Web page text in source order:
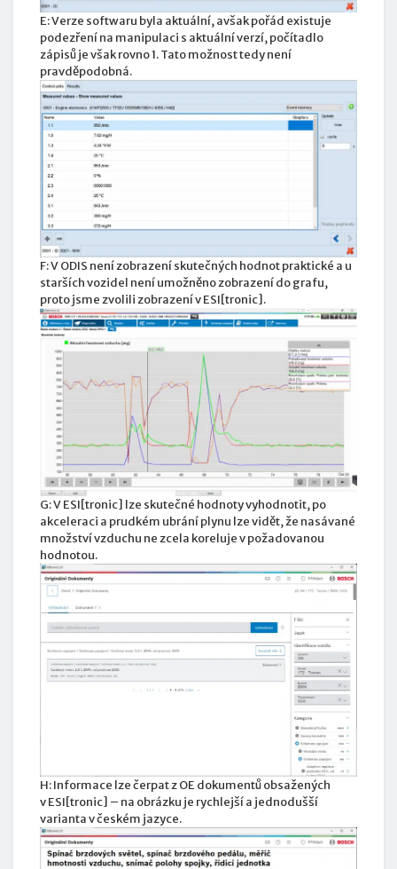
E: Verze softwaru byla aktuální, avšak pořád existuje
podezření na manipulaci s aktuální verzí, počítadlo
zápisů je však rovno 1. Tato možnost tedy není
pravděpodobná.
F: V ODIS není zobrazení skutečných hodnot praktické a u
starších vozidel není umožněno zobrazení do grafu,
proto jsme zvolili zobrazení v ESI[tronic].
G: V ESI[tronic] lze skutečné hodnoty vyhodnotit, po
akceleraci a prudkém ubrání plynu lze vidět, že nasávané
množství vzduchu ne zcela koreluje v požadovanou
hodnotou.
H: Informace lze čerpat z OE dokumentů obsažených
v ESI[tronic] – na obrázku je rychlejší a jednodušší
varianta v českém jazyce.